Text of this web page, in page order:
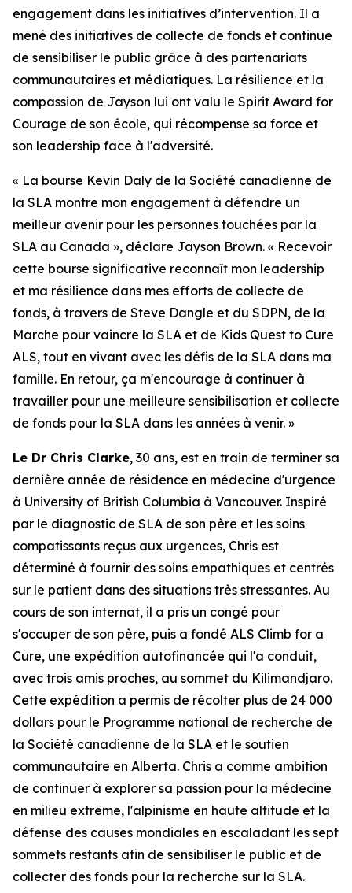
engagement dans les initiatives d’intervention. Il a
mené des initiatives de collecte de fonds et continue
de sensibiliser le public grâce à des partenariats
communautaires et médiatiques. La résilience et la
compassion de Jayson lui ont valu le Spirit Award for
Courage de son école, qui récompense sa force et
son leadership face à l'adversité.
« La bourse Kevin Daly de la Société canadienne de
la SLA montre mon engagement à défendre un
meilleur avenir pour les personnes touchées par la
SLA au Canada », déclare Jayson Brown. « Recevoir
cette bourse significative reconnaît mon leadership
et ma résilience dans mes efforts de collecte de
fonds, à travers de Steve Dangle et du SDPN, de la
Marche pour vaincre la SLA et de Kids Quest to Cure
ALS, tout en vivant avec les défis de la SLA dans ma
famille. En retour, ça m'encourage à continuer à
travailler pour une meilleure sensibilisation et collecte
de fonds pour la SLA dans les années à venir. »
Le Dr Chris Clarke, 30 ans, est en train de terminer sa
dernière année de résidence en médecine d'urgence
à University of British Columbia à Vancouver. Inspiré
par le diagnostic de SLA de son père et les soins
compatissants reçus aux urgences, Chris est
déterminé à fournir des soins empathiques et centrés
sur le patient dans des situations très stressantes. Au
cours de son internat, il a pris un congé pour
s'occuper de son père, puis a fondé ALS Climb for a
Cure, une expédition autofinancée qui l'a conduit,
avec trois amis proches, au sommet du Kilimandjaro.
Cette expédition a permis de récolter plus de 24 000
dollars pour le Programme national de recherche de
la Société canadienne de la SLA et le soutien
communautaire en Alberta. Chris a comme ambition
de continuer à explorer sa passion pour la médecine
en milieu extrême, l'alpinisme en haute altitude et la
défense des causes mondiales en escaladant les sept
sommets restants afin de sensibiliser le public et de
collecter des fonds pour la recherche sur la SLA.